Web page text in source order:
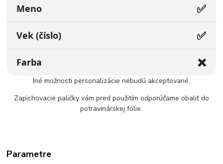
Meno ✅
Vek (číslo) ✅
Farba ❌
Iné možnosti personalizácie nebudú akceptované.
Zapichovacie paličky vám pred použitím odporúčame obaliť do
potravinárskej fólie.
Parametre